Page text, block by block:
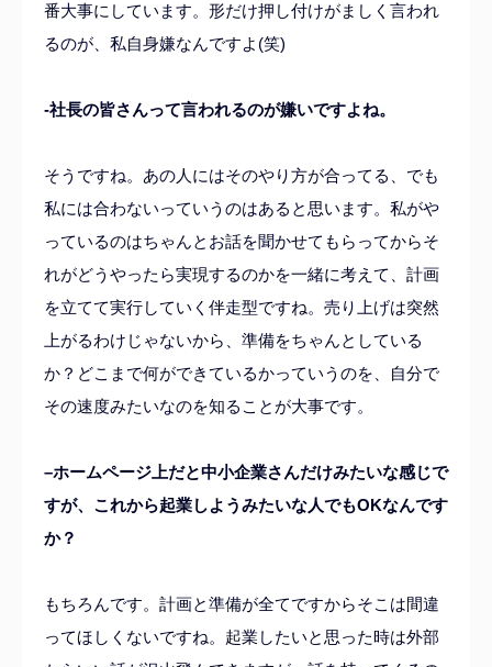
番大事にしています。 形だけ押し付けがましく言われ
るのが、私自身嫌なんですよ(笑)
-社長の皆さんって言われるのが嫌いですよね。
そうですね。あの人にはそのやり方が合ってる、でも
私には合わないっていうのはあると思います。私がや
っているのはちゃんとお話を聞かせてもらってからそ
れがどうやったら実現するのかを一緒に考えて、計画
を立てて実行していく伴走型ですね。売り上げは突然
上がるわけじゃないから、準備をちゃんとしている
か？どこまで何ができているかっていうのを、自分で
その速度みたいなのを知ることが大事です。
–ホームページ上だと中小企業さんだけみたいな感じで
すが、これから起業しようみたいな人でもOKなんです
か？
もちろんです。計画と準備が全てですからそこは間違
ってほしくないですね。起業したいと思った時は外部